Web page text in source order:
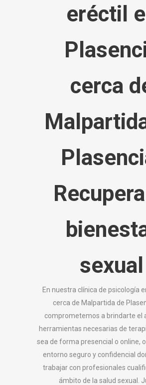
eréctil
cerca
sexual
En nuestra clínica de psicología
cerca de Malpartida de
comprometemos a brindarte el
herramientas necesarias de
sea de forma presencial o online,
entorno seguro y confidencial
trabajar con profesionales
ámbito de la salud sexual.